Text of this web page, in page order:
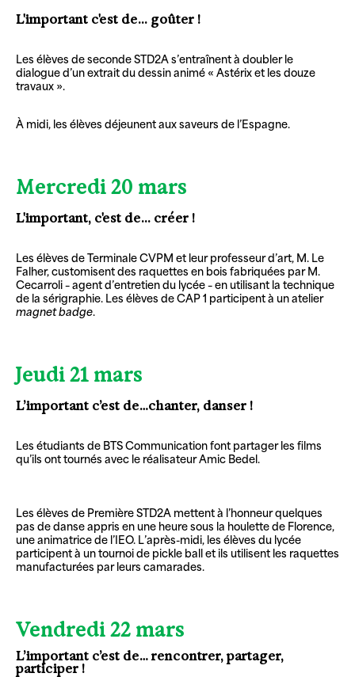
L'important c'est de... goûter !
Les élèves de seconde STD2A s’entraînent à doubler le
dialogue d’un extrait du dessin animé « Astérix et les douze
travaux ».
À midi, les élèves déjeunent aux saveurs de l’Espagne.
Mercredi 20 mars
L'important, c'est de... créer !
Les élèves de Terminale CVPM et leur professeur d’art, M. Le
Falher, customisent des raquettes en bois fabriquées par M.
Cecarroli – agent d’entretien du lycée – en utilisant la technique
de la sérigraphie. Les élèves de CAP 1 participent à un atelier
magnet badge.
Jeudi 21 mars
L’important c’est de…chanter, danser !
Les étudiants de BTS Communication font partager les films
qu’ils ont tournés avec le réalisateur Amic Bedel.
Les élèves de Première STD2A mettent à l’honneur quelques
pas de danse appris en une heure sous la houlette de Florence,
une animatrice de l’IEO. L’après-midi, les élèves du lycée
participent à un tournoi de pickle ball et ils utilisent les raquettes
manufacturées par leurs camarades.
Vendredi 22 mars
L’important c’est de… rencontrer, partager,
participer !